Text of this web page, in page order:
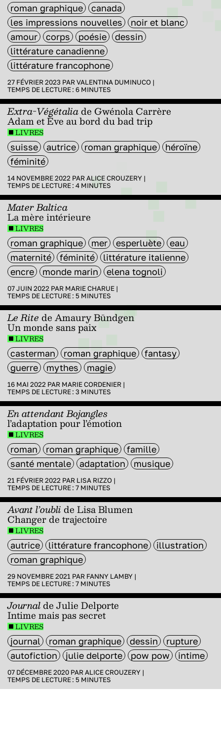
roman graphique
canada
les impressions nouvelles
noir et blanc
amour
corps poésie
dessin
littérature canadienne
littérature francophone
27 FÉVRIER 2023 PARVALENTINA DUMINUCO |
TEMPS DE LECTURE : 6 MINUTES
Extra-Végétaliade Gwénola Carrère
Adam et Ève au bord du bad trip
LIVRES
suisse autrice roman graphique
héroïne
féminité
14 NOVEMBRE 2022 PARALICE CROUZERY |
TEMPS DE LECTURE : 4 MINUTES
Mater Baltica
La mère intérieure
LIVRES
roman graphique mer esperluète
eau
maternité
féminité
littérature italienne
encre
monde marin elena tognoli
07 JUIN 2022 PAR MARIE CHARUE |
TEMPS DE LECTURE : 5 MINUTES
Le Rite de Amaury Bündgen
Un monde sans paix
LIVRES
casterman roman graphique
fantasy
guerre
mythes magie
16 MAI 2022 PAR MARIE CORDENIER |
TEMPS DE LECTURE : 3 MINUTES
En attendant Bojangles
l’adaptation pour l’émotion
LIVRES
roman roman graphique
famille
santé mentale
adaptation musique
21 FÉVRIER 2022 PAR LISA RIZZO |
TEMPS DE LECTURE : 7 MINUTES
Avant l’oubli de Lisa Blumen
Changer de trajectoire
LIVRES
autrice littérature francophone
illustration
roman graphique
29 NOVEMBRE 2021 PAR FANNY LAMBY |
TEMPS DE LECTURE : 7 MINUTES
Journalde Julie Delporte
Intime mais pas secret
LIVRES
journal roman graphique dessin
rupture
autofiction
julie delporte pow pow intime
07 DÉCEMBRE 2020 PARALICE CROUZERY |
TEMPS DE LECTURE : 5 MINUTES